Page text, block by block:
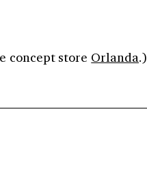
concept store Orlanda.)